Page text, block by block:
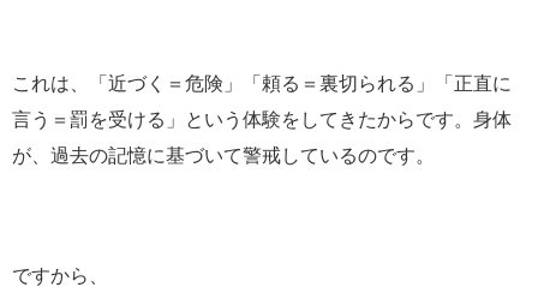
これは、「近づく＝危険」「頼る＝裏切られる」「正直に
言う＝罰を受ける」という体験をしてきたからです。身体
が、過去の記憶に基づいて警戒しているのです。
ですから、